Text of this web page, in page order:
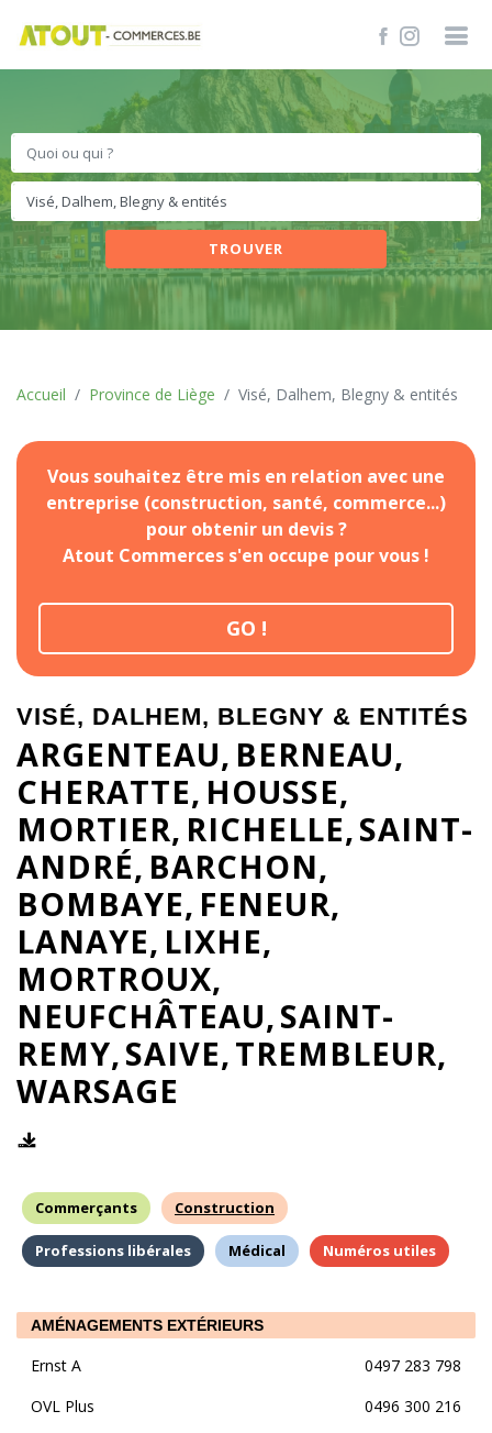
TROUVER
Accueil Province de Liège Visé, Dalhem, Blegny & entités
Vous souhaitez être mis en relation avec une
entreprise (construction, santé, commerce...)
pour obtenir un devis ?
Atout Commerces s'en occupe pour vous !
GO !
VISÉ, DALHEM, BLEGNY & ENTITÉS
ARGENTEAU BERNEAU
CHERATTE HOUSSE
MORTIER RICHELLE SAINT-
ANDRÉ BARCHON
BOMBAYE FENEUR
LANAYE LIXHE
MORTROUX
NEUFCHÂTEAU SAINT-
REMY SAIVE TREMBLEUR
WARSAGE
Commerçants Construction
Professions libérales Médical Numéros utiles
AMÉNAGEMENTS EXTÉRIEURS
Ernst A
0497 283 798
OVL Plus
0496 300 216